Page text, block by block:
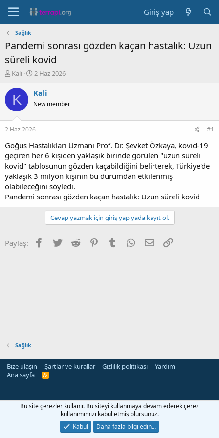
Giriş yap
Sağlık
Pandemi sonrası gözden kaçan hastalık: Uzun
süreli kovid
K
n
b
u
u
b
a
l
a
t
a
n
Kali
B
ş
a
g
ı
ç
a
r
i
h
i
2 Haz 2026
K Kali
New member
2 Haz 2026 #1
Göğüs Hastalıkları Uzmanı Prof. Dr. Şevket Özkaya, kovid-19
geçiren her 6 kişiden yaklaşık birinde görülen "uzun süreli
kovid" tablosunun gözden kaçabildiğini belirterek, Türkiye'de
yaklaşık 3 milyon kişinin bu durumdan etkilenmiş
olabileceğini söyledi.
Pandemi sonrası gözden kaçan hastalık: Uzun süreli kovid
Cevap yazmak için giriş yap yada kayıt ol.
Paylaş: Facebook
Twitter Reddit PinterestTumblr WhatsApp
E-posta
Sağlık
Bize ulaşın Şartlar ve kurallar Gizlilik politikası
Yardım
Ana sayfa
R
siteleri
Bu site çerezler kullanır. Bu siteyi kullanmaya devam ederek çerez
kullanımımızı kabul etmiş olursunuz.
Kabul
Daha fazla bilgi edin…